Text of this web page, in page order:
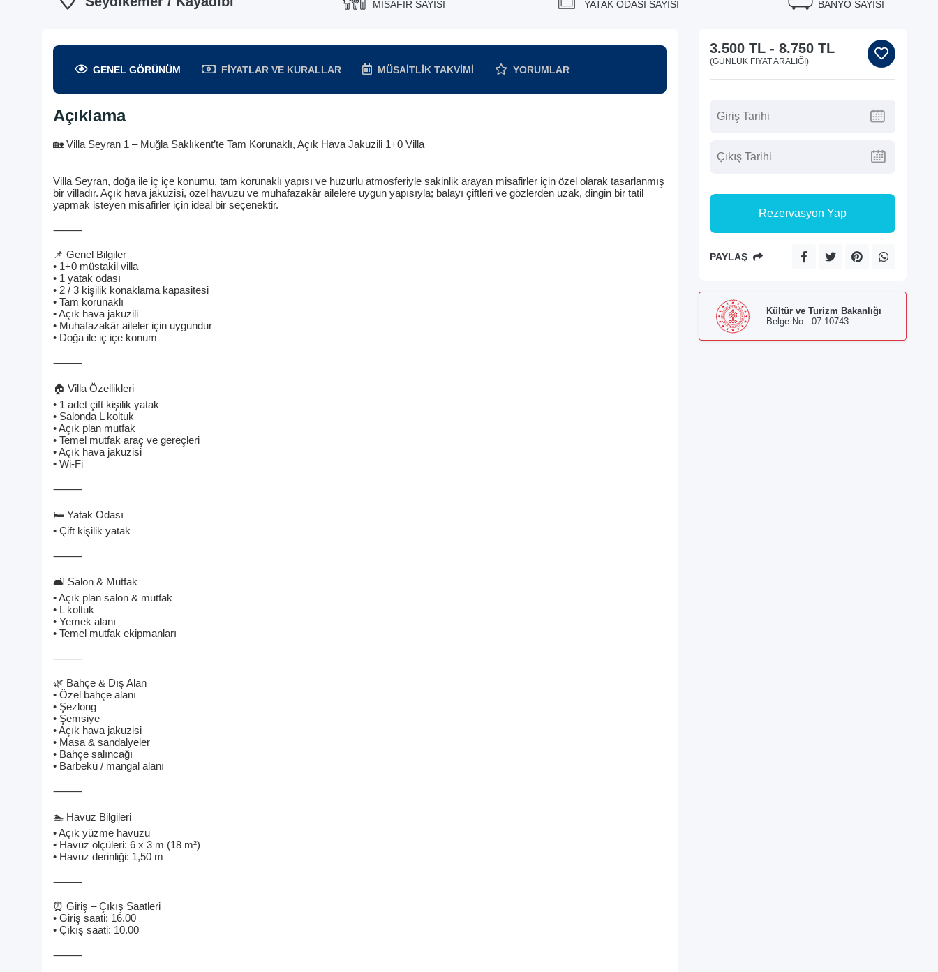
MISAFIR SAYISI YATAK ODASI SAYISI BANYO SAYISI
GENEL GÖRÜNÜM FIYATLAR VE KURALLAR MÜSAITLIK TAKVIMI YORUMLAR
Açıklama
🏡 Villa Seyran 1 – Muğla Saklıkent’te Tam Korunaklı, Açık Hava Jakuzili 1+0 Villa
Villa Seyran, doğa ile iç içe konumu, tam korunaklı yapısı ve huzurlu atmosferiyle sakinlik arayan misafirler için özel olarak tasarlanmış
bir villadır. Açık hava jakuzisi, özel havuzu ve muhafazakâr ailelere uygun yapısıyla; balayı çiftleri ve gözlerden uzak, dingin bir tatil
yapmak isteyen misafirler için ideal bir seçenektir.
⸻
📌 Genel Bilgiler
• 1+0 müstakil villa
• 1 yatak odası
• 2 / 3 kişilik konaklama kapasitesi
• Tam korunaklı
• Açık hava jakuzili
• Muhafazakâr aileler için uygundur
• Doğa ile iç içe konum
⸻
🏠 Villa Özellikleri
• 1 adet çift kişilik yatak
• Salonda L koltuk
• Açık plan mutfak
• Temel mutfak araç ve gereçleri
• Açık hava jakuzisi
• Wi-Fi
⸻
🛏️ Yatak Odası
• Çift kişilik yatak
⸻
🛋️ Salon & Mutfak
• Açık plan salon & mutfak
• L koltuk
• Yemek alanı
• Temel mutfak ekipmanları
⸻
🌿 Bahçe & Dış Alan
• Özel bahçe alanı
• Şezlong
• Şemsiye
• Açık hava jakuzisi
• Masa & sandalyeler
• Bahçe salıncağı
• Barbekü / mangal alanı
⸻
🏊 Havuz Bilgileri
• Açık yüzme havuzu
• Havuz ölçüleri: 6 x 3 m (18 m²)
• Havuz derinliği: 1,50 m
⸻
⏰ Giriş – Çıkış Saatleri
• Giriş saati: 16.00
• Çıkış saati: 10.00
⸻
3.500 TL- 8.750 TL
(GÜNLÜK FIYAT ARALIĞI)
Rezervasyon Yap
PAYLAŞ
Kültür ve Turizm Bakanlığı
Belge No : 07-10743